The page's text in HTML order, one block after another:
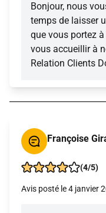
Bonjour, nous
temps de laisser
que vous portez
vous accueillir à
Relation Clients
Françoise
(4/5)
Avis posté le 4 janvier